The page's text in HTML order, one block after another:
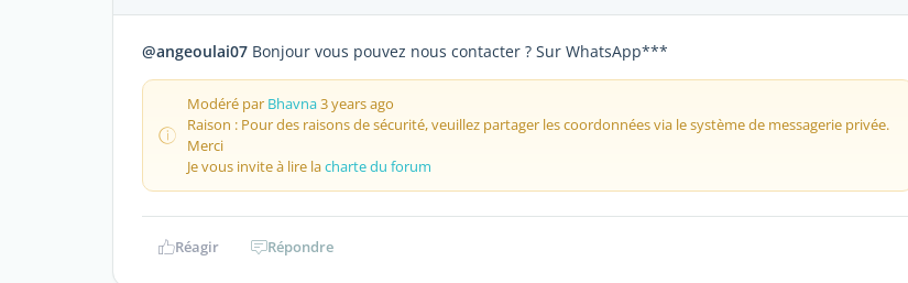
@angeoulai07 Bonjour vous pouvez nous contacter ? Sur WhatsApp***
Modéré par Bhavna3 years ago
Raison : Pour des raisons de sécurité, veuillez partager les coordonnées via le système de messagerie privée.
Merci
Je vous invite à lire lacharte du forum
Réagir Répondre